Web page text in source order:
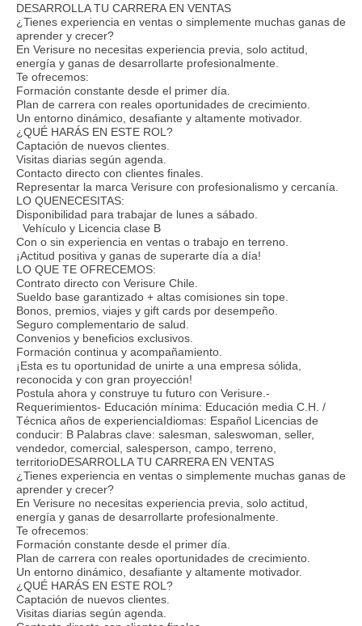
DESARROLLA TU CARRERA EN VENTAS
¿Tienes experiencia en ventas o simplemente muchas ganas de
aprender y crecer?
En Verisure no necesitas experiencia previa, solo actitud,
energía y ganas de desarrollarte profesionalmente.
Te ofrecemos:
Formación constante desde el primer día.
Plan de carrera con reales oportunidades de crecimiento.
Un entorno dinámico, desafiante y altamente motivador.
¿QUÉ HARÁS EN ESTE ROL?
Captación de nuevos clientes.
Visitas diarias según agenda.
Contacto directo con clientes finales.
Representar la marca Verisure con profesionalismo y cercanía.
LO QUENECESITAS:
Disponibilidad para trabajar de lunes a sábado.
Vehículo y Licencia clase B
Con o sin experiencia en ventas o trabajo en terreno.
¡Actitud positiva y ganas de superarte día a día!
LO QUE TE OFRECEMOS:
Contrato directo con Verisure Chile.
Sueldo base garantizado + altas comisiones sin tope.
Bonos, premios, viajes y gift cards por desempeño.
Seguro complementario de salud.
Convenios y beneficios exclusivos.
Formación continua y acompañamiento.
¡Esta es tu oportunidad de unirte a una empresa sólida,
reconocida y con gran proyección!
Postula ahora y construye tu futuro con Verisure.-
Requerimientos- Educación mínima: Educación media C.H. /
Técnica años de experienciaIdiomas: Español Licencias de
conducir: B Palabras clave: salesman, saleswoman, seller,
vendedor, comercial, salesperson, campo, terreno,
territorioDESARROLLA TU CARRERA EN VENTAS
¿Tienes experiencia en ventas o simplemente muchas ganas de
aprender y crecer?
En Verisure no necesitas experiencia previa, solo actitud,
energía y ganas de desarrollarte profesionalmente.
Te ofrecemos:
Formación constante desde el primer día.
Plan de carrera con reales oportunidades de crecimiento.
Un entorno dinámico, desafiante y altamente motivador.
¿QUÉ HARÁS EN ESTE ROL?
Captación de nuevos clientes.
Visitas diarias según agenda.